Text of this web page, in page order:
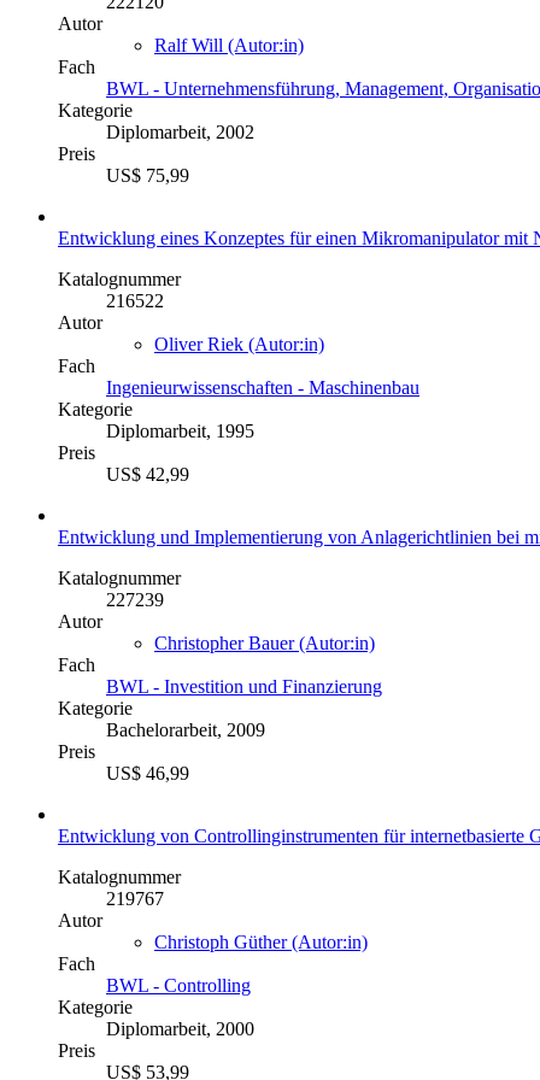
Autor
Ralf Will (Autor:in)
Fach
BWL - Unternehmensführung, Management,
Kategorie
Diplomarbeit, 2002
Preis
US$ 75,99
Entwicklung eines Konzeptes für einen Mikromanipulator mit
Katalognummer
216522
Autor
Oliver Riek (Autor:in)
Fach
Ingenieurwissenschaften - Maschinenbau
Kategorie
Diplomarbeit, 1995
Preis
US$ 42,99
Entwicklung und Implementierung von Anlagerichtlinien bei
Katalognummer
227239
Autor
Christopher Bauer (Autor:in)
Fach
BWL - Investition und Finanzierung
Kategorie
Bachelorarbeit, 2009
Preis
US$ 46,99
Entwicklung von Controllinginstrumenten für internetbasierte
Katalognummer
219767
Autor
Christoph Güther (Autor:in)
Fach
BWL - Controlling
Kategorie
Diplomarbeit, 2000
Preis
US$ 53,99